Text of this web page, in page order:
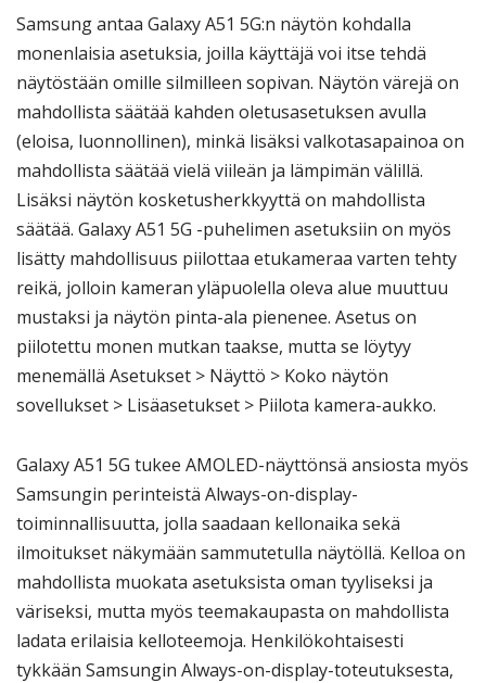
Samsung antaa Galaxy A51 5G:n näytön kohdalla
monenlaisia asetuksia, joilla käyttäjä voi itse tehdä
näytöstään omille silmilleen sopivan. Näytön värejä on
mahdollista säätää kahden oletusasetuksen avulla
(eloisa, luonnollinen), minkä lisäksi valkotasapainoa on
mahdollista säätää vielä viileän ja lämpimän välillä.
Lisäksi näytön kosketusherkkyyttä on mahdollista
säätää. Galaxy A51 5G -puhelimen asetuksiin on myös
lisätty mahdollisuus piilottaa etukameraa varten tehty
reikä, jolloin kameran yläpuolella oleva alue muuttuu
mustaksi ja näytön pinta-ala pienenee. Asetus on
piilotettu monen mutkan taakse, mutta se löytyy
menemällä Asetukset > Näyttö > Koko näytön
sovellukset > Lisäasetukset > Piilota kamera-aukko.
Galaxy A51 5G tukee AMOLED-näyttönsä ansiosta myös
Samsungin perinteistä Always-on-display-
toiminnallisuutta, jolla saadaan kellonaika sekä
ilmoitukset näkymään sammutetulla näytöllä. Kelloa on
mahdollista muokata asetuksista oman tyyliseksi ja
väriseksi, mutta myös teemakaupasta on mahdollista
ladata erilaisia kelloteemoja. Henkilökohtaisesti
tykkään Samsungin Always-on-display-toteutuksesta,